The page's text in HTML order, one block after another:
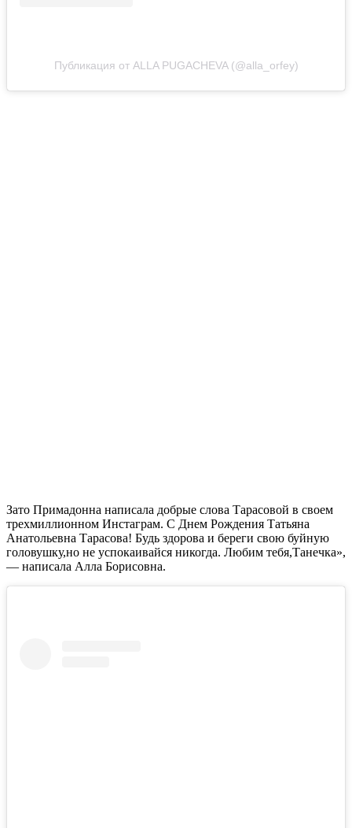
Публикация от ALLA PUGACHEVA (@alla_orfey)
Зато Примадонна написала добрые слова Тарасовой в своем
трехмиллионном Инстаграм. С Днем Рождения Татьяна
Анатольевна Тарасова! Будь здорова и береги свою буйную
головушку,но не успокаивайся никогда. Любим тебя,Танечка»,
— написала Алла Борисовна.